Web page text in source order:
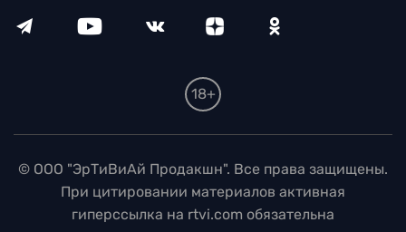
18+
© ООО "ЭрТиВиАй Продакшн". Все права защищены.
При цитировании материалов активная
гиперссылка на rtvi.com обязательна